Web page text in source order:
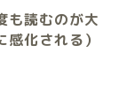
も読むのが大
化される）